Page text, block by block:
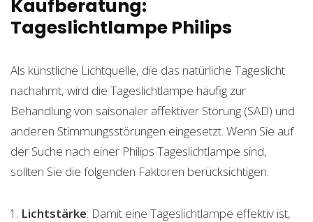
Kaufberatung:
Tageslichtlampe Philips
Als künstliche Lichtquelle, die das natürliche Tageslicht
nachahmt, wird die Tageslichtlampe häufig zur
Behandlung von saisonaler affektiver Störung (SAD) und
anderen Stimmungsstörungen eingesetzt. Wenn Sie auf
der Suche nach einer Philips Tageslichtlampe sind,
sollten Sie die folgenden Faktoren berücksichtigen:
Lichtstärke: Damit eine Tageslichtlampe effektiv ist,